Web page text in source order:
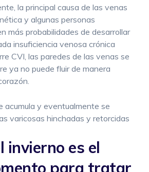
la principal causa de las venas
y algunas personas
más probabilidades de desarrollar
insuficiencia venosa crónica
CVI, las paredes de las venas se
ya no puede fluir de manera
acumula y eventualmente se
varicosas hinchadas y retorcidas
invierno es el
para tratar